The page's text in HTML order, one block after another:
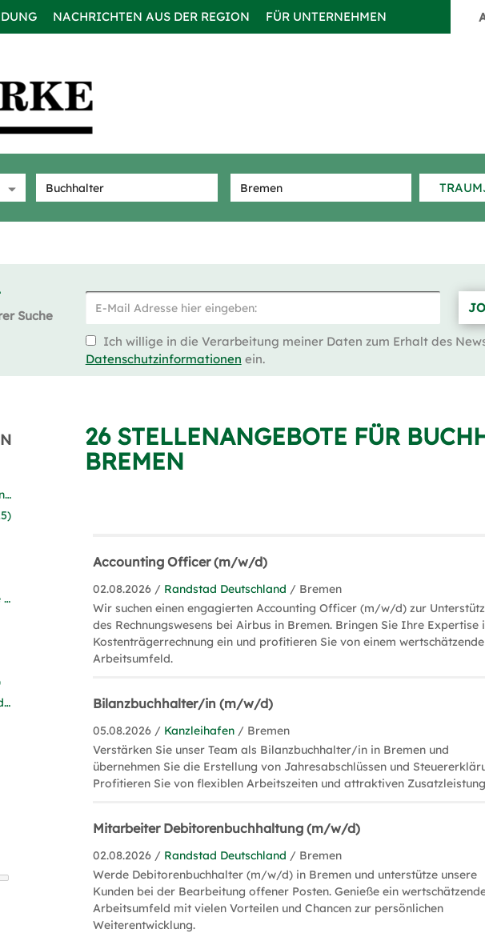
NACHRICHTEN AUS DER REGION FÜR UNTERNEHMEN
Suche
Ich willige in die Verarbeitung meiner Daten zum Erhalt des
Datenschutzinformationen ein.
Kaufmännische Berufe & Verwaltung (17)
Handwerk / gewerblich-technische Berufe (2)
Banken / Versicherungen / Finanzdienstleister (1)
26 STELLENANGEBOTE FÜR
BREMEN
Accounting Officer (m/w/d)
02.08.2026 / Randstad Deutschland / Bremen
Wir suchen einen engagierten Accounting Officer (m/w/d) zur
des Rechnungswesens bei Airbus in Bremen. Bringen Sie Ihre Expertise
Kostenträgerrechnung ein und profitieren Sie von einem
Arbeitsumfeld.
Bilanzbuchhalter/in (m/w/d)
05.08.2026 / Kanzleihafen / Bremen
Verstärken Sie unser Team als Bilanzbuchhalter/in in Bremen und
übernehmen Sie die Erstellung von Jahresabschlüssen und
Profitieren Sie von flexiblen Arbeitszeiten und attraktiven
Mitarbeiter Debitorenbuchhaltung (m/w/d)
02.08.2026 / Randstad Deutschland / Bremen
Werde Debitorenbuchhalter (m/w/d) in Bremen und unterstütze unsere
Kunden bei der Bearbeitung offener Posten. Genieße ein
Arbeitsumfeld mit vielen Vorteilen und Chancen zur persönlichen
Weiterentwicklung.